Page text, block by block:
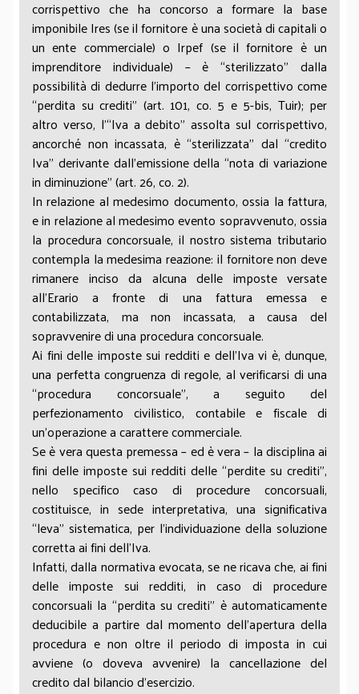
corrispettivo che ha concorso a formare la base
imponibile Ires (se il fornitore è una società di capitali o
un ente commerciale) o Irpef (se il fornitore è un
imprenditore individuale) – è “sterilizzato” dalla
possibilità di dedurre l’importo del corrispettivo come
“perdita su crediti” (art. 101, co. 5 e 5-bis, Tuir); per
altro verso, l’“Iva a debito” assolta sul corrispettivo,
ancorché non incassata, è “sterilizzata” dal “credito
Iva” derivante dall’emissione della “nota di variazione
in diminuzione” (art. 26, co. 2).
In relazione al medesimo documento, ossia la fattura,
e in relazione al medesimo evento sopravvenuto, ossia
la procedura concorsuale, il nostro sistema tributario
contempla la medesima reazione: il fornitore non deve
rimanere inciso da alcuna delle imposte versate
all’Erario a fronte di una fattura emessa e
contabilizzata, ma non incassata, a causa del
sopravvenire di una procedura concorsuale.
Ai fini delle imposte sui redditi e dell’Iva vi è, dunque,
una perfetta congruenza di regole, al verificarsi di una
“procedura concorsuale”, a seguito del
perfezionamento civilistico, contabile e fiscale di
un’operazione a carattere commerciale.
Se è vera questa premessa – ed è vera – la disciplina ai
fini delle imposte sui redditi delle “perdite su crediti”,
nello specifico caso di procedure concorsuali,
costituisce, in sede interpretativa, una significativa
“leva” sistematica, per l’individuazione della soluzione
corretta ai fini dell’Iva.
Infatti, dalla normativa evocata, se ne ricava che, ai fini
delle imposte sui redditi, in caso di procedure
concorsuali la “perdita su crediti” è automaticamente
deducibile a partire dal momento dell’apertura della
procedura e non oltre il periodo di imposta in cui
avviene (o doveva avvenire) la cancellazione del
credito dal bilancio d’esercizio.